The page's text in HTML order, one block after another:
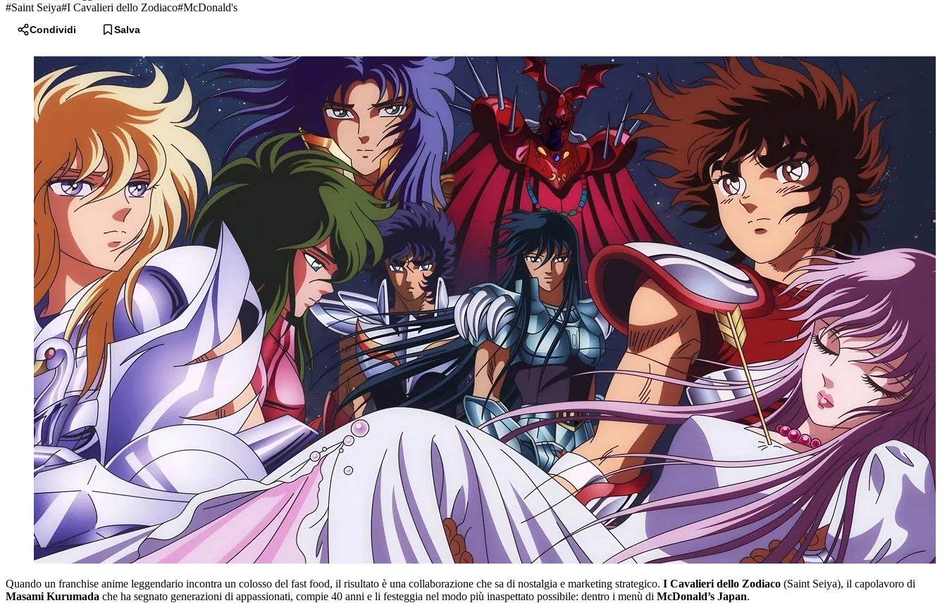
#Saint Seiya#I Cavalieri dello Zodiaco#McDonald's
Condividi Salva
Quando un franchise anime leggendario incontra un colosso del fast food, il risultato è una collaborazione che sa di nostalgia e marketing strategico. I Cavalieri dello Zodiaco (Saint Seiya), il capolavoro di
Masami Kurumada che ha segnato generazioni di appassionati, compie 40 anni e li festeggia nel modo più inaspettato possibile: dentro i menù di McDonald’s Japan.